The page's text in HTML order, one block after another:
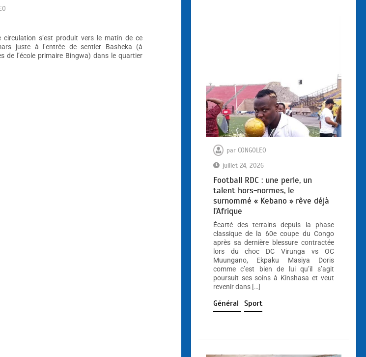
circulation s’est produit vers le matin de ce
juste à l’entrée de sentier Basheka (à
de l’école primaire Bingwa) dans le quartier
par CONGOLEO
juillet 24, 2026
Football RDC : une perle, un
talent hors-normes, le
surnommé « Kebano » rêve déjà
l’Afrique
Écarté des terrains depuis la phase
classique de la 60e coupe du Congo
après sa dernière blessure contractée
lors du choc DC Virunga vs OC
Muungano, Ekpaku Masiya Doris
comme c’est bien de lui qu’il s’agit
poursuit ses soins à Kinshasa et veut
revenir dans […]
Général Sport